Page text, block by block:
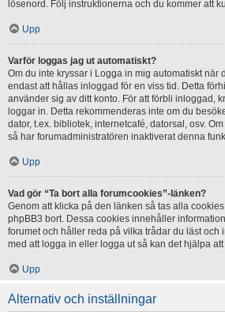
lösenord. Följ instruktionerna och du kommer att
Upp
Varför loggas jag ut automatiskt?
Om du inte kryssar i Logga in mig automatiskt när
endast att hållas inloggad för en viss tid. Detta
använder sig av ditt konto. För att förbli inloggad,
loggar in. Detta rekommenderas inte om du
dator, t.ex. bibliotek, internetcafé, datorsal, osv.
så har forumadministratören inaktiverat denna
Upp
Vad gör “Ta bort alla forumcookies”-länken?
Genom att klicka på den länken så tas alla
phpBB3 bort. Dessa cookies innehåller
forumet och håller reda på vilka trådar du läst och
med att logga in eller logga ut så kan det hjälpa
Upp
Alternativ och inställningar